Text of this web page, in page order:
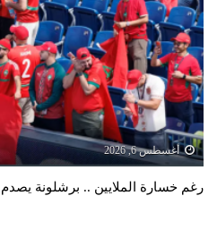
أغسطس 6, 2026
رغم خسارة الملايين .. برشلونة يصدم